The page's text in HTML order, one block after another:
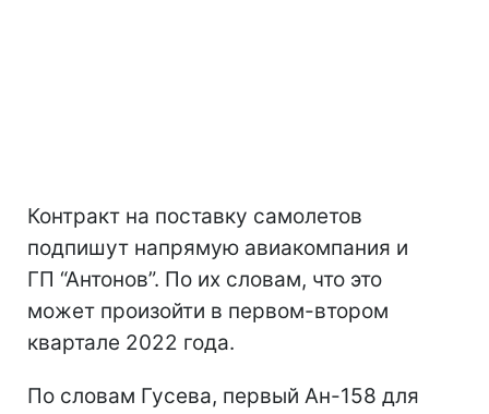
Контракт на поставку самолетов
подпишут напрямую авиакомпания и
ГП “Антонов”. По их словам, что это
может произойти в первом-втором
квартале 2022 года.
По словам Гусева, первый Ан-158 для